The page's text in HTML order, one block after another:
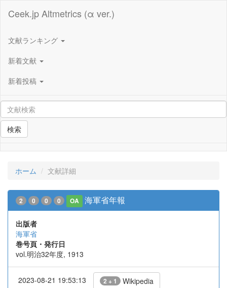
Ceek.jp Altmetrics (α ver.)
文献ランキング
新着文献
新着投稿
検索
ホーム 文献詳細
2 0 0 0 OA 海軍省年報
出版者
海軍省
巻号頁・発行日
vol.明治32年度, 1913
2023-08-21 19:53:13 2 + 1 Wikipedia